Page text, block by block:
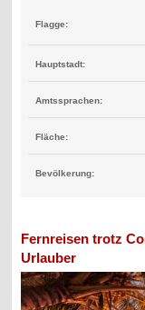
Flagge:
Hauptstadt:
Amtssprachen:
Fläche:
Bevölkerung:
Fernreisen trotz
Urlauber